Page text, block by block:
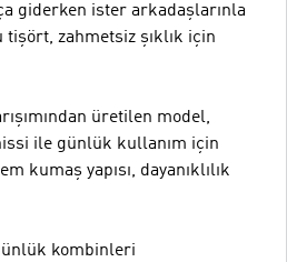
giderken ister arkadaşlarınla
zahmetsiz şıklık için
üretilen model,
ile günlük kullanım için
kumaş yapısı, dayanıklılık
kombinleri